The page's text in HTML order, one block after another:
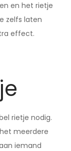
en het rietje
zelfs laten
effect.
rietje nodig.
meerdere
iemand